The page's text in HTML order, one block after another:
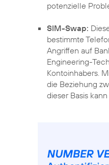
potenzielle
SIM-Swap:
bestimmte
Angriffen auf
Engineering-
Kontoinhabers.
die Beziehung
dieser Basis